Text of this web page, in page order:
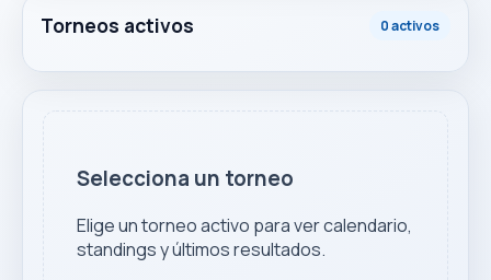
Torneos activos 0 activos
Selecciona un torneo
Elige un torneo activo para ver calendario,
standings y últimos resultados.